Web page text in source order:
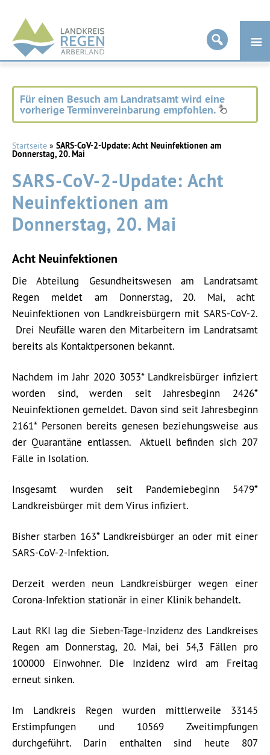
Landkreis
Regen
Für einen Besuch am Landratsamt wird eine
vorherige Terminvereinbarung empfohlen.
Startseite » SARS-CoV-2-Update: Acht Neuinfektionen am
Donnerstag, 20. Mai
SARS-CoV-2-Update: Acht
Neuinfektionen am
Donnerstag, 20. Mai
Acht Neuinfektionen
Die Abteilung Gesundheitswesen am Landratsamt
Regen meldet am Donnerstag, 20. Mai, acht
Neuinfektionen von Landkreisbürgern mit SARS-CoV-2.
Drei Neufälle waren den Mitarbeitern im Landratsamt
bereits als Kontaktpersonen bekannt.
Nachdem im Jahr 2020 3053* Landkreisbürger infiziert
worden sind, werden seit Jahresbeginn 2426*
Neuinfektionen gemeldet. Davon sind seit Jahresbeginn
2161* Personen bereits genesen beziehungsweise aus
der Quarantäne entlassen. Aktuell befinden sich 207
Fälle in Isolation.
Insgesamt wurden seit Pandemiebeginn 5479*
Landkreisbürger mit dem Virus infiziert.
Bisher starben 163* Landkreisbürger an oder mit einer
SARS-CoV-2-Infektion.
Derzeit werden neun Landkreisbürger wegen einer
Corona-Infektion stationär in einer Klinik behandelt.
Laut RKI lag die Sieben-Tage-Inzidenz des Landkreises
Regen am Donnerstag, 20. Mai, bei 54,3 Fällen pro
100000 Einwohner. Die Inzidenz wird am Freitag
erneut sinken.
Im Landkreis Regen wurden mittlerweile 33145
Erstimpfungen und 10569 Zweitimpfungen
durchgeführt. Darin enthalten sind heute 807